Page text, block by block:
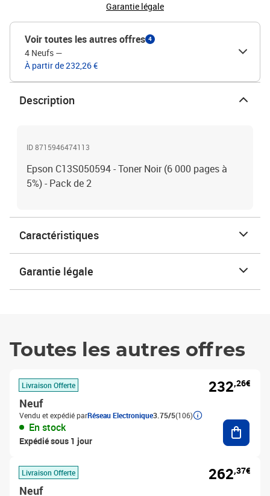
Garantie légale
Voir toutes les autres offres 4
4 Neufs —
À partir de 232,26 €
Description
ID 8715946474113
Epson C13S050594 - Toner Noir (6 000 pages à
5%) - Pack de 2
Caractéristiques
Garantie légale
Toutes les autres offres
Livraison Offerte
Neuf
Vendu et expédié parRéseau Electronique3.75/5(106)
En stock
Expédié sous 1 jour
232,26€
Livraison Offerte
Neuf
262,37€